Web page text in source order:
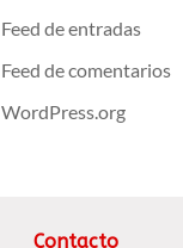
Feed de entradas
Feed de comentarios
WordPress.org
Contacto